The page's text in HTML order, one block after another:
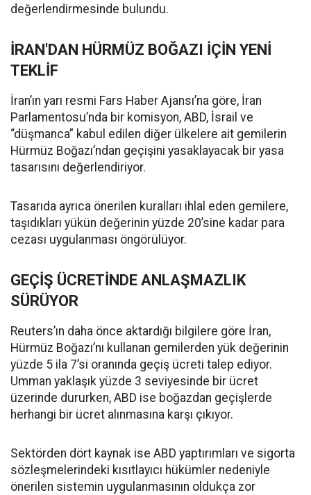
değerlendirmesinde bulundu.
İRAN'DAN HÜRMÜZ BOĞAZI İÇİN YENİ
TEKLİF
İran’ın yarı resmi Fars Haber Ajansı’na göre, İran
Parlamentosu’nda bir komisyon, ABD, İsrail ve
“düşmanca” kabul edilen diğer ülkelere ait gemilerin
Hürmüz Boğazı’ndan geçişini yasaklayacak bir yasa
tasarısını değerlendiriyor.
Tasarıda ayrıca önerilen kuralları ihlal eden gemilere,
taşıdıkları yükün değerinin yüzde 20’sine kadar para
cezası uygulanması öngörülüyor.
GEÇİŞ ÜCRETİNDE ANLAŞMAZLIK
SÜRÜYOR
Reuters’ın daha önce aktardığı bilgilere göre İran,
Hürmüz Boğazı’nı kullanan gemilerden yük değerinin
yüzde 5 ila 7’si oranında geçiş ücreti talep ediyor.
Umman yaklaşık yüzde 3 seviyesinde bir ücret
üzerinde dururken, ABD ise boğazdan geçişlerde
herhangi bir ücret alınmasına karşı çıkıyor.
Sektörden dört kaynak ise ABD yaptırımları ve sigorta
sözleşmelerindeki kısıtlayıcı hükümler nedeniyle
önerilen sistemin uygulanmasının oldukça zor